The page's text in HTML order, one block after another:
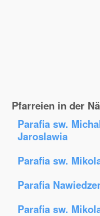
Pfarreien in der
Parafia sw.
Jaroslawia
Parafia sw.
Parafia
Parafia sw.